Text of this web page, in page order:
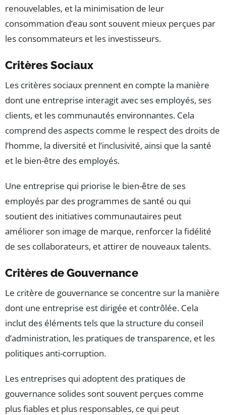
renouvelables, et la minimisation de leur
consommation d’eau sont souvent mieux perçues par
les consommateurs et les investisseurs.
Critères Sociaux
Les critères sociaux prennent en compte la manière
dont une entreprise interagit avec ses employés, ses
clients, et les communautés environnantes. Cela
comprend des aspects comme le respect des droits de
l’homme, la diversité et l’inclusivité, ainsi que la santé
et le bien-être des employés.
Une entreprise qui priorise le bien-être de ses
employés par des programmes de santé ou qui
soutient des initiatives communautaires peut
améliorer son image de marque, renforcer la fidélité
de ses collaborateurs, et attirer de nouveaux talents.
Critères de Gouvernance
Le critère de gouvernance se concentre sur la manière
dont une entreprise est dirigée et contrôlée. Cela
inclut des éléments tels que la structure du conseil
d’administration, les pratiques de transparence, et les
politiques anti-corruption.
Les entreprises qui adoptent des pratiques de
gouvernance solides sont souvent perçues comme
plus fiables et plus responsables, ce qui peut